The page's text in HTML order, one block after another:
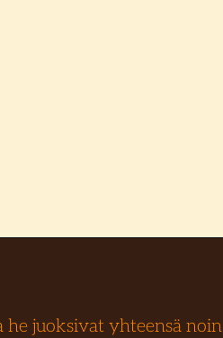
he juoksivat yhteensä noin